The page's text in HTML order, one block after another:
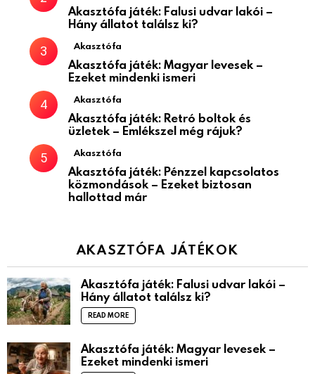
Akasztófa játék: Falusi udvar lakói –
Hány állatot találsz ki?
Akasztófa
Akasztófa játék: Magyar levesek –
Ezeket mindenki ismeri
Akasztófa
Akasztófa játék: Retró boltok és
üzletek – Emlékszel még rájuk?
Akasztófa
Akasztófa játék: Pénzzel kapcsolatos
közmondások – Ezeket biztosan
hallottad már
AKASZTÓFA JÁTÉKOK
Akasztófa játék: Falusi udvar lakói –
Hány állatot találsz ki?
READ MORE
Akasztófa játék: Magyar levesek –
Ezeket mindenki ismeri